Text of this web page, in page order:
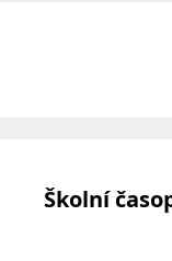
Školní